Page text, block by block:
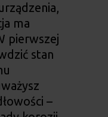
ma
pierwszej
stan
–